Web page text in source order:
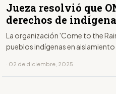
Jueza resolvió que
derechos de
La organización 'Come to the
pueblos indígenas en
· 02 de diciembre, 2025